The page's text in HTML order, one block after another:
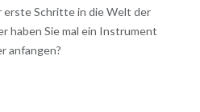
Schritte in die Welt der
haben Sie mal ein Instrument
anfangen?